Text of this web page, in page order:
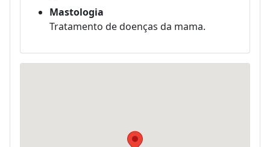
Mastologia
Tratamento de doenças da mama.